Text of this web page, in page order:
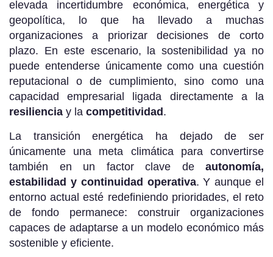
elevada incertidumbre económica, energética y
geopolítica, lo que ha llevado a muchas
organizaciones a priorizar decisiones de corto
plazo. En este escenario, la sostenibilidad ya no
puede entenderse únicamente como una cuestión
reputacional o de cumplimiento, sino como una
capacidad empresarial ligada directamente a la
resiliencia y la competitividad .
La transición energética ha dejado de ser
únicamente una meta climática para convertirse
también en un factor clave de autonomía,
estabilidad y continuidad operativa. Y aunque el
entorno actual esté redefiniendo prioridades, el reto
de fondo permanece: construir organizaciones
capaces de adaptarse a un modelo económico más
sostenible y eficiente.